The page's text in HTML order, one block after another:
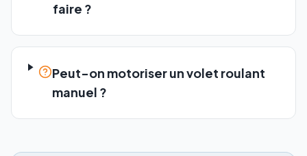
faire ?
Peut-on motoriser un volet roulant
manuel ?